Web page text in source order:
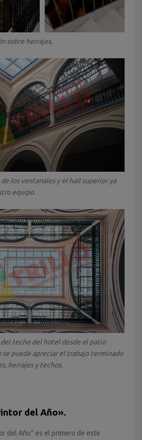
sobre herrajes.
los ventanales y el hall superior ya
equipo.
techo del hotel desde el patio
puede apreciar el trabajo terminado
herrajes y techos.
del Año».
del Año” es el primero de este